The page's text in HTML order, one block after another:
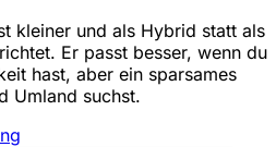
kleiner und als Hybrid statt als
Er passt besser, wenn du
hast, aber ein sparsames
Umland suchst.